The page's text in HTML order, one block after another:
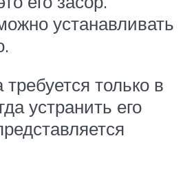
устанавливать
только в
устранить его